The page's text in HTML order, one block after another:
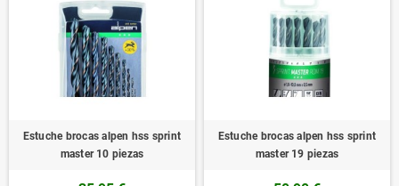
Estuche brocas alpen hss sprint
master 10 piezas
Estuche brocas alpen hss sprint
master 19 piezas